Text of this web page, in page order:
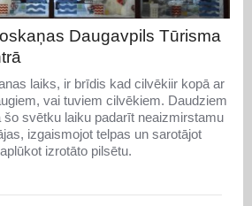
Daugavpils Tūrisma
laiks, ir brīdis kad cilvēkiir kopā ar
vai tuviem cilvēkiem. Daudziem
svētku laiku padarīt neaizmirstamu
izgaismojot telpas un sarotājot
izrotāto pilsētu.